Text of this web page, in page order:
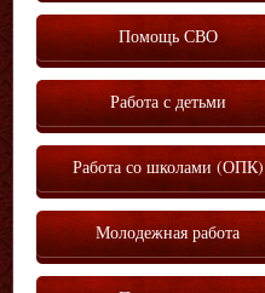
Помощь СВО
Работа с детьми
Работа со школами (ОПК)
Молодежная работа